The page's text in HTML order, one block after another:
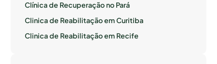
Clínica de Recuperação no Pará
Clinica de Reabilitação em Curitiba
Clinica de Reabilitação em Recife